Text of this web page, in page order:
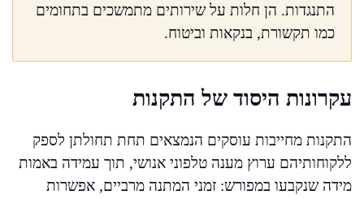
התנגדות. הן חלות על שירותים מתמשכים בתחומים
כמו תקשורת, בנקאות וביטוח.
עקרונות היסוד של התקנות
התקנות מחייבות עוסקים הנמצאים תחת תחולתן לספק
ללקוחותיהם ערוץ מענה טלפוני אנושי, תוך עמידה באמות
מידה שנקבעו במפורש: זמני המתנה מרביים, אפשרות